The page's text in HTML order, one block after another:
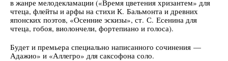
в жанре мелодекламации («Время цветения хризантем» для
чтеца, флейты и арфы на стихи К. Бальмонта и древних
японских поэтов, «Осенние эскизы», ст. С. Есенина для
чтеца, гобоя, виолончели, фортепиано и голоса).
Будет и премьера специально написанного сочинения —
Адажио» и «Аллегро» для саксофона соло.